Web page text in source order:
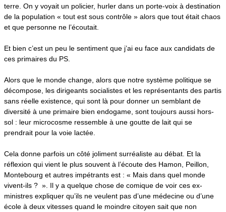
terre. On y voyait un policier, hurler dans un porte-voix à destination
de la population « tout est sous contrôle » alors que tout était chaos
et que personne ne l’écoutait.
Et bien c’est un peu le sentiment que j’ai eu face aux candidats de
ces primaires du PS.
Alors que le monde change, alors que notre système politique se
décompose, les dirigeants socialistes et les représentants des partis
sans réelle existence, qui sont là pour donner un semblant de
diversité à une primaire bien endogame, sont toujours aussi hors-
sol : leur microcosme ressemble à une goutte de lait qui se
prendrait pour la voie lactée.
Cela donne parfois un côté joliment surréaliste au débat. Et la
réflexion qui vient le plus souvent à l’écoute des Hamon, Peillon,
Montebourg et autres impétrants est : « Mais dans quel monde
vivent-ils ? ». Il y a quelque chose de comique de voir ces ex-
ministres expliquer qu’ils ne veulent pas d’une médecine ou d’une
école à deux vitesses quand le moindre citoyen sait que non